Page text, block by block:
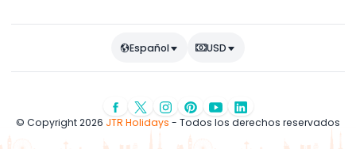
Español USD
© Copyright 2026 JTR Holidays - Todos los derechos reservados